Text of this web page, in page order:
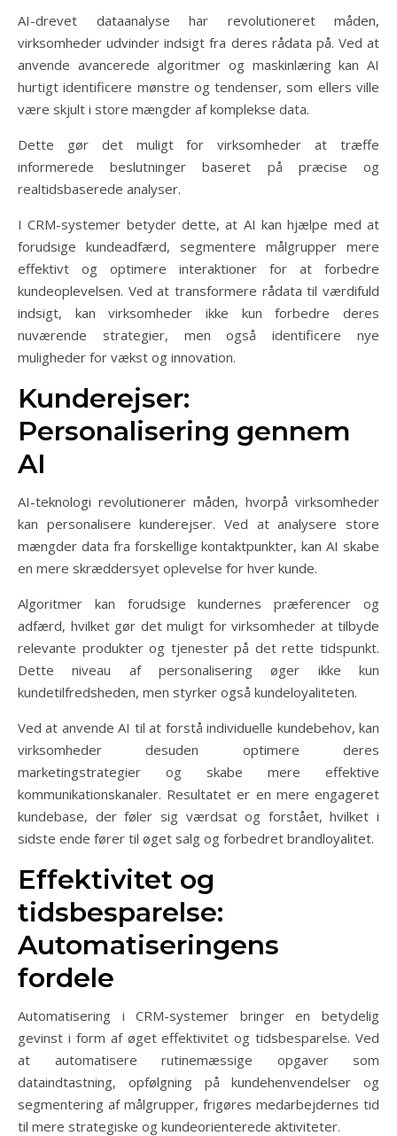
AI-drevet dataanalyse har revolutioneret måden,
virksomheder udvinder indsigt fra deres rådata på. Ved at
anvende avancerede algoritmer og maskinlæring kan AI
hurtigt identificere mønstre og tendenser, som ellers ville
være skjult i store mængder af komplekse data.
Dette gør det muligt for virksomheder at træffe
informerede beslutninger baseret på præcise og
realtidsbaserede analyser.
I CRM-systemer betyder dette, at AI kan hjælpe med at
forudsige kundeadfærd, segmentere målgrupper mere
effektivt og optimere interaktioner for at forbedre
kundeoplevelsen. Ved at transformere rådata til værdifuld
indsigt, kan virksomheder ikke kun forbedre deres
nuværende strategier, men også identificere nye
muligheder for vækst og innovation.
Kunderejser:
Personalisering gennem
AI
AI-teknologi revolutionerer måden, hvorpå virksomheder
kan personalisere kunderejser. Ved at analysere store
mængder data fra forskellige kontaktpunkter, kan AI skabe
en mere skræddersyet oplevelse for hver kunde.
Algoritmer kan forudsige kundernes præferencer og
adfærd, hvilket gør det muligt for virksomheder at tilbyde
relevante produkter og tjenester på det rette tidspunkt.
Dette niveau af personalisering øger ikke kun
kundetilfredsheden, men styrker også kundeloyaliteten.
Ved at anvende AI til at forstå individuelle kundebehov, kan
virksomheder desuden optimere deres
marketingstrategier og skabe mere effektive
kommunikationskanaler. Resultatet er en mere engageret
kundebase, der føler sig værdsat og forstået, hvilket i
sidste ende fører til øget salg og forbedret brandloyalitet.
Effektivitet og
tidsbesparelse:
Automatiseringens
fordele
Automatisering i CRM-systemer bringer en betydelig
gevinst i form af øget effektivitet og tidsbesparelse. Ved
at automatisere rutinemæssige opgaver som
dataindtastning, opfølgning på kundehenvendelser og
segmentering af målgrupper, frigøres medarbejdernes tid
til mere strategiske og kundeorienterede aktiviteter.